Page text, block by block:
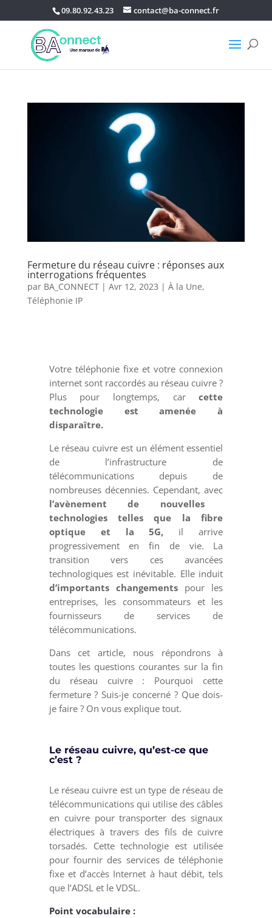
09.80.92.43.23 contact@ba-connect.fr
Fermeture du réseau cuivre : réponses aux
interrogations fréquentes
par BA_CONNECT| Avr 12, 2023 | À la Une,
Téléphonie IP
Votre téléphonie fixe et votre connexion
internet sont raccordés au réseau cuivre ?
Plus pour longtemps, carcette
technologie est amenée à
disparaître.
Le réseau cuivre est un élément essentiel
de l’infrastructure de
télécommunications depuis de
nombreuses décennies. Cependant, avec
l’avènement de nouvelles
technologies telles que la fibre
optique et la 5G, il arrive
progressivement en fin de vie. La
transition vers ces avancées
technologiques est inévitable. Elle induit
d’importants changementspour les
entreprises, les consommateurs et les
fournisseurs de services de
télécommunications.
Dans cet article, nous répondrons à
toutes les questions courantes sur la fin
du réseau cuivre : Pourquoi cette
fermeture ? Suis-je concerné ? Que dois-
je faire ? On vous explique tout.
Le réseau cuivre, qu’est-ce que
c’est ?
Le réseau cuivre est un type de réseau de
télécommunications qui utilise des câbles
en cuivre pour transporter des signaux
électriques à travers des fils de cuivre
torsadés. Cette technologie est utilisée
pour fournir des services de téléphonie
fixe et d’accès Internet à haut débit, tels
que l’ADSL et le VDSL.
Point vocabulaire :